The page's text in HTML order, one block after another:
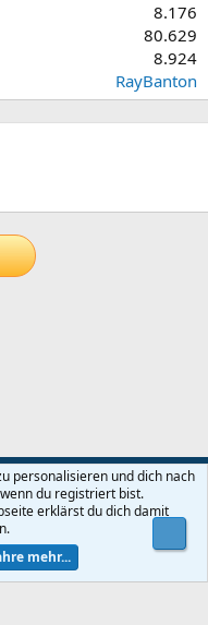
8.176
80.629
8.924
RayBanton
Hilfe und Impressum Start
XenForo Ltd.
personalisieren und dich nach
du registriert bist.
erklärst du dich damit
mehr...